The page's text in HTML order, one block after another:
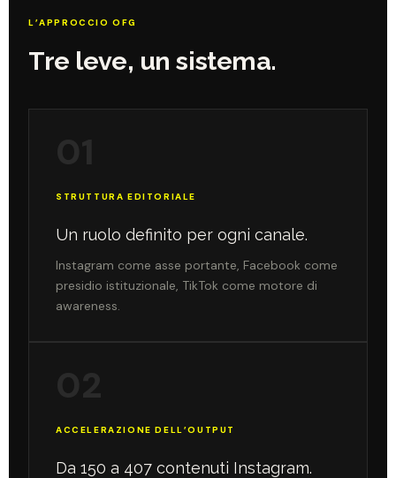
L’APPROCCIO OFG
Tre leve, un sistema.
STRUTTURA EDITORIALE
Un ruolo definito per ogni canale.
Instagram come asse portante, Facebook come
presidio istituzionale, TikTok come motore di
awareness.
ACCELERAZIONE DELL’OUTPUT
Da 150 a 407 contenuti Instagram.